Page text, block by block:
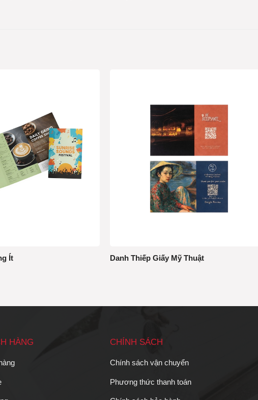
Ít Danh Thiếp Giấy Mỹ Thuật
HÀNG CHÍNH SÁCH
Chính sách vận chuyển
Phương thức thanh toán